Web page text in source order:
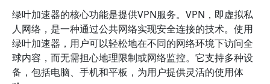
绿叶加速器的核心功能是提供VPN服务。VPN，即虚拟私
人网络，是一种通过公共网络实现安全连接的技术。使用
绿叶加速器，用户可以轻松地在不同的网络环境下访问全
球内容，而无需担心地理限制或网络监控。它支持多种设
备，包括电脑、手机和平板，为用户提供灵活的使用体